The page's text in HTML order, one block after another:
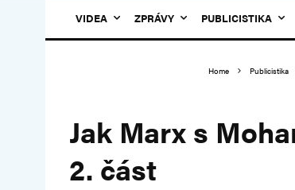
VIDEA ZPRÁVY PUBLICISTIKA
Home Publicistika
Jak Marx s
2. část